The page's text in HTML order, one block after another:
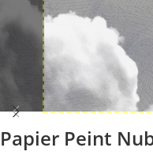
Papier Peint